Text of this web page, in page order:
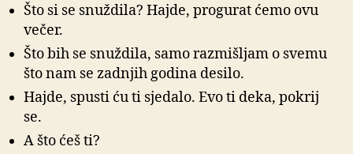
Što si se snuždila? Hajde, progurat ćemo ovu
večer.
Što bih se snuždila, samo razmišljam o svemu
što nam se zadnjih godina desilo.
Hajde, spusti ću ti sjedalo. Evo ti deka, pokrij
se.
A što ćeš ti?